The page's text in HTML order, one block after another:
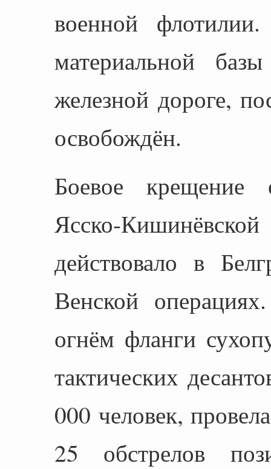
военной
материальной
железной дороге,
освобождён.
Боевое крещение
Ясско-
действовало в
Венской
огнём фланги
тактических
000 человек,
25 обстрелов